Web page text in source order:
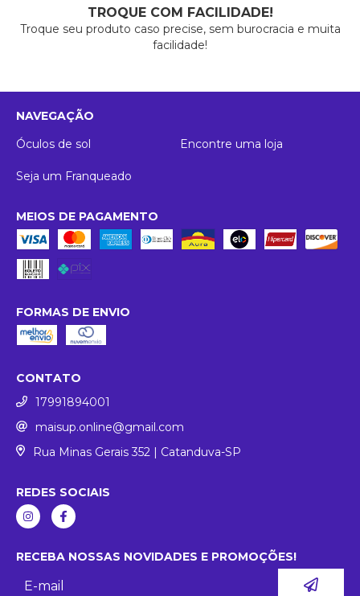
TROQUE COM FACILIDADE!
Troque seu produto caso precise, sem burocracia e muita
facilidade!
NAVEGAÇÃO
Óculos de sol
Encontre uma loja
Seja um Franqueado
MEIOS DE PAGAMENTO
FORMAS DE ENVIO
CONTATO
17991894001
maisup.online@gmail.com
Rua Minas Gerais 352 | Catanduva-SP
REDES SOCIAIS
RECEBA NOSSAS NOVIDADES E PROMOÇÕES!